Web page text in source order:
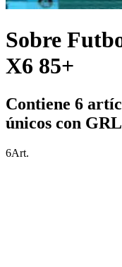
Sobre
X6 85+
Contiene 6
únicos con
6Art.